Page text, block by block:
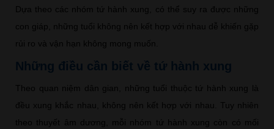
Dựa theo các nhóm tứ hành xung, có thể suy ra được những
con giáp, những tuổi không nên kết hợp với nhau dễ khiến gặp
rủi ro và vận hạn không mong muốn.
Những điều cần biết về tứ hành xung
Theo quan niệm dân gian, những tuổi thuộc tứ hành xung là
đều xung khắc nhau, không nên kết hợp với nhau. Tuy nhiên
theo thuyết âm dương, mỗi nhóm tứ hành xung còn có mối